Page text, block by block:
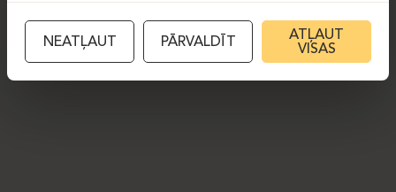
NEATĻAUT PĀRVALDĪT
ATĻAUT
VISAS